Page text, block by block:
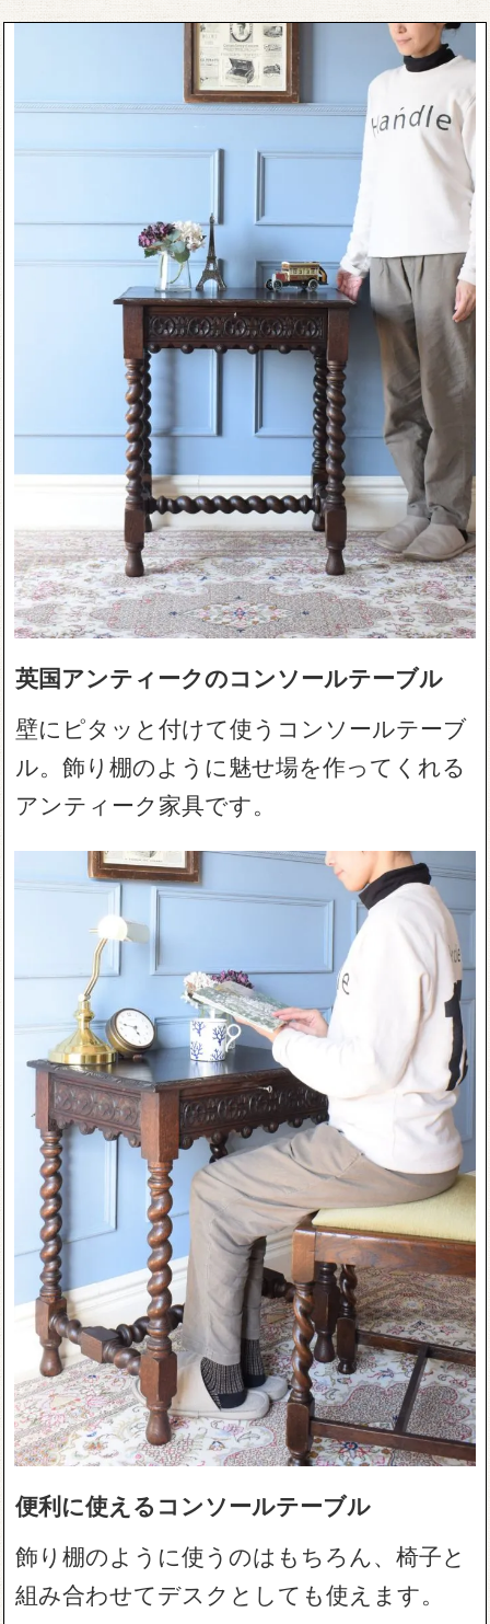
英国アンティークのコンソールテーブル
壁にピタッと付けて使うコンソールテーブ
ル。飾り棚のように魅せ場を作ってくれる
アンティーク家具です。
便利に使えるコンソールテーブル
飾り棚のように使うのはもちろん、椅子と
組み合わせてデスクとしても使えます。